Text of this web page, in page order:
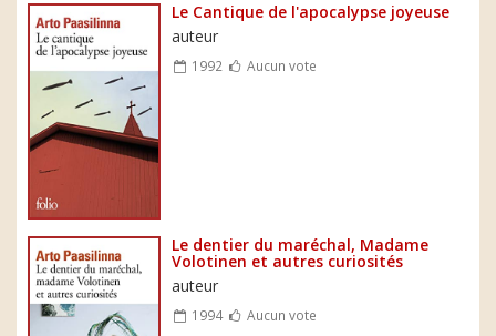
Le Cantique de l'apocalypse joyeuse
auteur
1992 Aucun vote
Le dentier du maréchal, Madame
Volotinen et autres curiosités
auteur
1994 Aucun vote